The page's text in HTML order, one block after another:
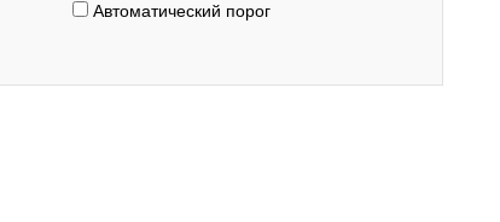
Автоматический порог